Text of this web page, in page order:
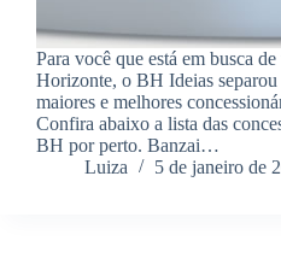
Para você que está em busca
Horizonte, o BH Ideias
maiores e melhores
Confira abaixo a lista das
BH por perto. Banzai…
Luiza
5 de janeiro de